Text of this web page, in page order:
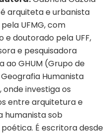
arquiteta e urbanista
UFMG, com
e doutorado pela UFF,
e pesquisadora
ao GHUM (Grupo de
Geografia Humanista
onde investiga os
entre arquitetura e
humanista sob
É escritora desde